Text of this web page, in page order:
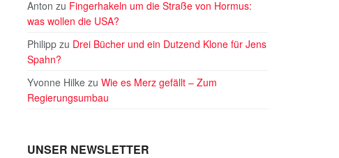
Anton zu Fingerhakeln um die Straße von Hormus:
was wollen die USA?
Philipp zu Drei Bücher und ein Dutzend Klone für Jens
Spahn?
Yvonne Hilke zu Wie es Merz gefällt – Zum
Regierungsumbau
UNSER NEWSLETTER